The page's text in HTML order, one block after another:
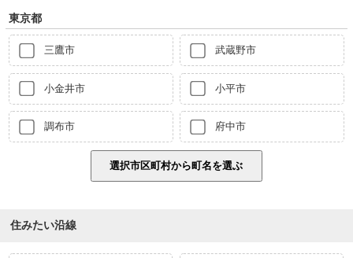
東京都
三鷹市 武蔵野市
小金井市 小平市
調布市 府中市
住みたい沿線